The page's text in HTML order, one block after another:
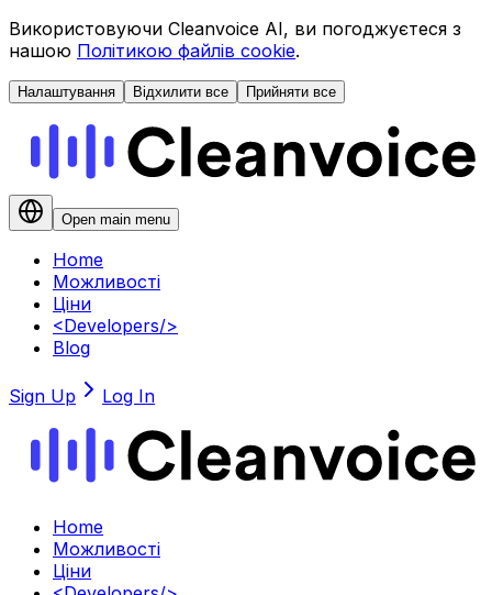
Використовуючи Cleanvoice AI, ви погоджуєтеся з
нашою Політикою файлів cookie.
Налаштування Відхилити все Прийняти все
Open main menu
Home
Можливості
Ціни
<Developers/>
Blog
Sign Up Log In
Home
Можливості
Ціни